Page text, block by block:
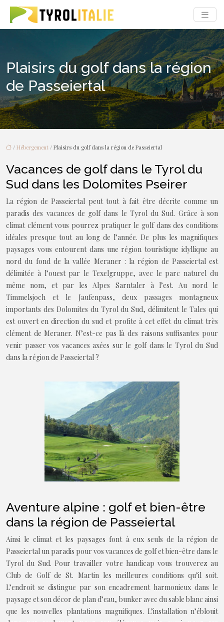
Plaisirs du golf dans la région
de Passeiertal
/ Hébergement / Plaisirs du golf dans la région de Passeiertal
Vacances de golf dans le Tyrol du
Sud dans les Dolomites Pseirer
La région de Passeiertal peut tout à fait être décrite comme un
paradis des vacances de golf dans le Tyrol du Sud. Grâce à son
climat clément vous pourrez pratiquer le golf dans des conditions
idéales presque tout au long de l’année. De plus les magnifiques
paysages vous entourent dans une région touristique idyllique au
nord du fond de la vallée Meraner : la région de Passeiertal est
délimitée à l’ouest par le Texelgruppe, avec le parc naturel du
même nom, et par les Alpes Sarntaler à l’est. Au nord le
Timmelsjoch et le Jaufenpass, deux passages montagneux
importants des Dolomites du Tyrol du Sud, délimitent le Tales qui
est ouvert en direction du sud et profite à cet effet du climat très
clément de Meraner. N’est-ce pas là des raisons suffisantes pour
venir passer vos vacances axées sur le golf dans le Tyrol du Sud
dans la région de Passeiertal ?
Aventure alpine : golf et bien-être
dans la région de Passeiertal
Ainsi le climat et les paysages font à eux seuls de la région de
Passeiertal un paradis pour vos vacances de golf et bien-être dans le
Tyrol du Sud. Pour travailler votre handicap vous trouverez au
Club de Golf de St. Martin les meilleures conditions qu’il soit.
L’endroit se distingue par son encadrement harmonieux dans le
paysage et son décor de plan d’eau, bunker avec du sable blanc ainsi
que les nouvelles plantations magnifiques. L’installation n’éblouit